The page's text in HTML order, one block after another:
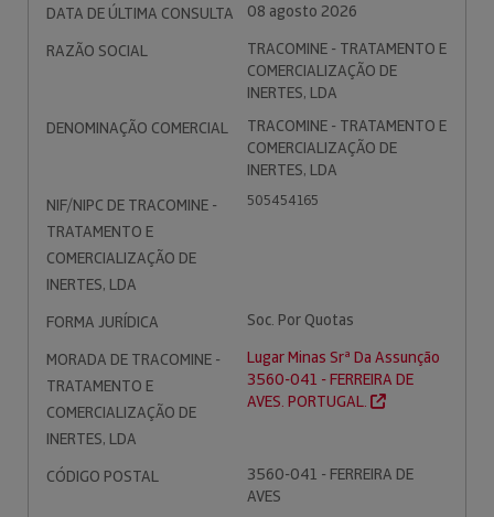
DATA DE ÚLTIMA CONSULTA
08 agosto 2026
RAZÃO SOCIAL
TRACOMINE - TRATAMENTO E
COMERCIALIZAÇÃO DE
INERTES, LDA
DENOMINAÇÃO COMERCIAL
TRACOMINE - TRATAMENTO E
COMERCIALIZAÇÃO DE
INERTES, LDA
NIF/NIPC DE TRACOMINE -
TRATAMENTO E
COMERCIALIZAÇÃO DE
INERTES, LDA
505454165
FORMA JURÍDICA
Soc. Por Quotas
MORADA DE TRACOMINE -
TRATAMENTO E
COMERCIALIZAÇÃO DE
INERTES, LDA
Lugar Minas Srª Da Assunção
3560-041 - FERREIRA DE
AVES. PORTUGAL.
CÓDIGO POSTAL
3560-041 - FERREIRA DE
AVES